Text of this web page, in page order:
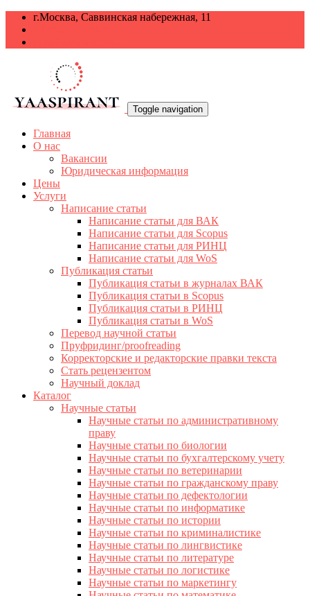
г.Москва, Саввинская набережная, 11
Toggle navigation
Главная
О нас
Вакансии
Юридическая информация
Цены
Услуги
Написание статьи
Написание статьи для ВАК
Написание статьи для Scopus
Написание статьи для РИНЦ
Написание статьи для WoS
Публикация статьи
Публикация статьи в журналах ВАК
Публикация статьи в Scopus
Публикация статьи в РИНЦ
Публикация статьи в WoS
Перевод научной статьи
Пруфридинг/proofreading
Корректорские и редакторские правки текста
Стать рецензентом
Научный доклад
Каталог
Научные статьи
Научные статьи по административному
праву
Научные статьи по биологии
Научные статьи по бухгалтерскому учету
Научные статьи по ветеринарии
Научные статьи по гражданскому праву
Научные статьи по дефектологии
Научные статьи по информатике
Научные статьи по истории
Научные статьи по криминалистике
Научные статьи по лингвистике
Научные статьи по литературе
Научные статьи по логистике
Научные статьи по маркетингу